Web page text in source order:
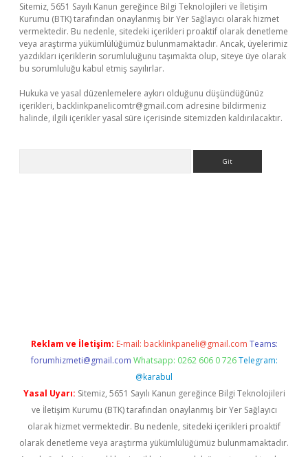
Sitemiz, 5651 Sayılı Kanun gereğince Bilgi Teknolojileri ve İletişim
Kurumu (BTK) tarafından onaylanmış bir Yer Sağlayıcı olarak hizmet
vermektedir. Bu nedenle, sitedeki içerikleri proaktif olarak denetleme
veya araştırma yükümlülüğümüz bulunmamaktadır. Ancak, üyelerimiz
yazdıkları içeriklerin sorumluluğunu taşımakta olup, siteye üye olarak
bu sorumluluğu kabul etmiş sayılırlar.
Hukuka ve yasal düzenlemelere aykırı olduğunu düşündüğünüz
içerikleri, backlinkpanelicomtr@gmail.com adresine bildirmeniz
halinde, ilgili içerikler yasal süre içerisinde sitemizden kaldırılacaktır.
Reklam ve İletişim: E-mail: backlinkpaneli@gmail.com Teams:
forumhizmeti@gmail.com Whatsapp: 0262 606 0 726 Telegram:
@karabul
Yasal Uyarı: Sitemiz, 5651 Sayılı Kanun gereğince Bilgi Teknolojileri
ve İletişim Kurumu (BTK) tarafından onaylanmış bir Yer Sağlayıcı
olarak hizmet vermektedir. Bu nedenle, sitedeki içerikleri proaktif
olarak denetleme veya araştırma yükümlülüğümüz bulunmamaktadır.